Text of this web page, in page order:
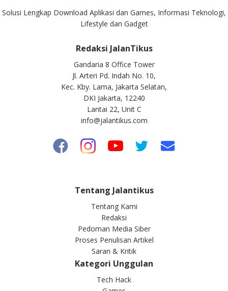
Solusi Lengkap Download Aplikasi dan Games, Informasi Teknologi,
Lifestyle dan Gadget
Redaksi JalanTikus
Gandaria 8 Office Tower
Jl. Arteri Pd. Indah No. 10,
Kec. Kby. Lama, Jakarta Selatan,
DKI Jakarta, 12240
Lantai 22, Unit C
info@jalantikus.com
Tentang Jalantikus
Tentang Kami
Redaksi
Pedoman Media Siber
Proses Penulisan Artikel
Saran & Kritik
Kategori Unggulan
Tech Hack